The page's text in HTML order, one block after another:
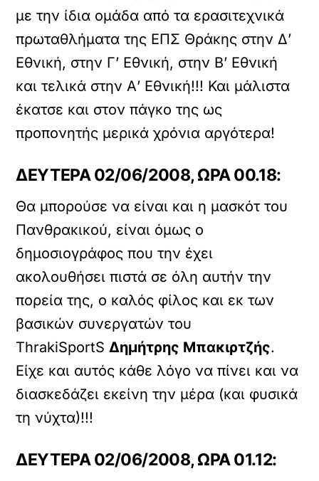
με την ίδια ομάδα από τα ερασιτεχνικά
πρωταθλήματα της ΕΠΣ Θράκης στην Δ’
Εθνική, στην Γ’ Εθνική, στην Β’ Εθνική
και τελικά στην Α’ Εθνική!!! Και μάλιστα
έκατσε και στον πάγκο της ως
προπονητής μερικά χρόνια αργότερα!
ΔΕΥΤΕΡΑ 02/06/2008, ΩΡΑ 00.18:
Θα μπορούσε να είναι και η μασκότ του
Πανθρακικού, είναι όμως ο
δημοσιογράφος που την έχει
ακολουθήσει πιστά σε όλη αυτήν την
πορεία της, ο καλός φίλος και εκ των
βασικών συνεργατών του
ThrakiSportS Δημήτρης Μπακιρτζής.
Είχε και αυτός κάθε λόγο να πίνει και να
διασκεδάζει εκείνη την μέρα (και φυσικά
τη νύχτα)!!!
ΔΕΥΤΕΡΑ 02/06/2008, ΩΡΑ 01.12: